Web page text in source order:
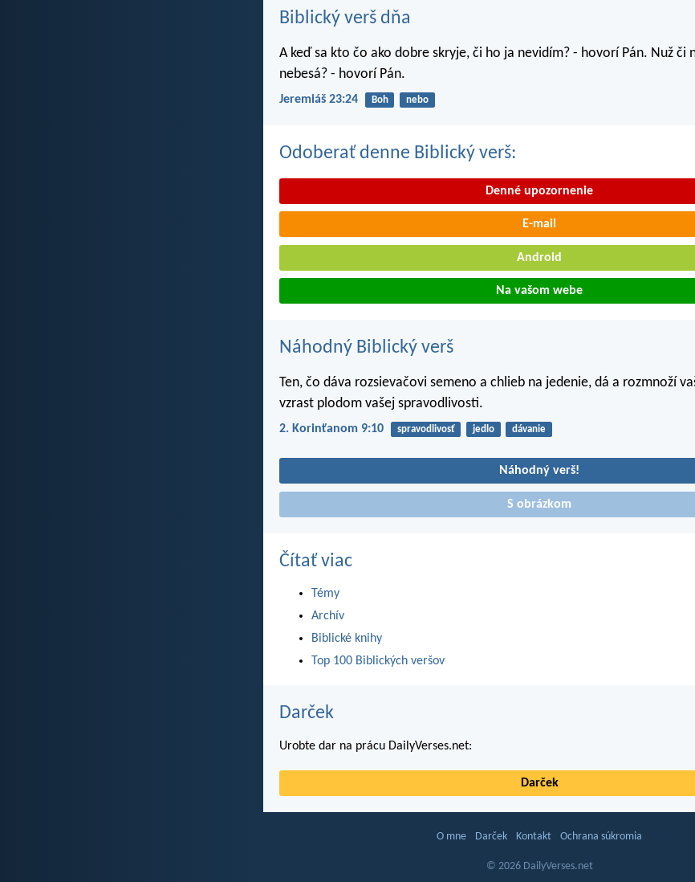
Biblický verš dňa
A keď sa kto čo ako dobre skryje, či ho ja nevidím? - hovorí Pán. Nuž či
nebesá? - hovorí Pán.
Jeremiáš 23:24 Boh nebo
Odoberať denne Biblický verš:
Denné upozornenie
E-mail
Android
Na vašom webe
Náhodný Biblický verš
Ten, čo dáva rozsievačovi semeno a chlieb na jedenie, dá a rozmnoží
vzrast plodom vašej spravodlivosti.
2. Korinťanom 9:10 spravodlivosť jedlo dávanie
Náhodný verš!
S obrázkom
Čítať viac
Témy
Archív
Biblické knihy
Top 100 Biblických veršov
Darček
Urobte dar na prácu DailyVerses.net:
Darček
O mne Darček Kontakt Ochrana súkromia
© 2026 DailyVerses.net